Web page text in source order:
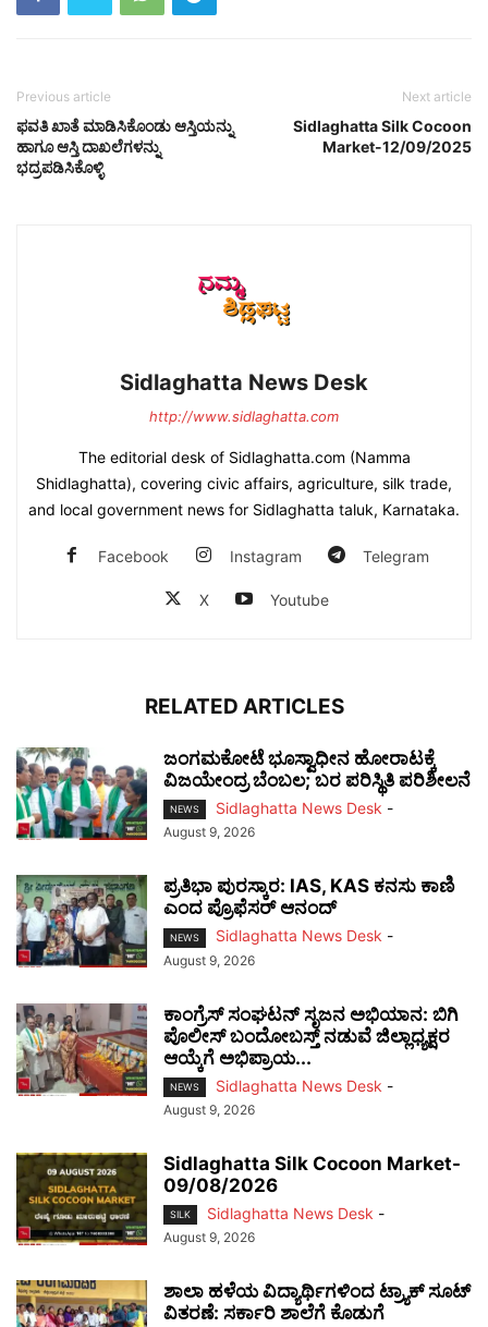
Previous article
ಫವತಿ ಖಾತೆ ಮಾಡಿಸಿಕೊಂಡು ಆಸ್ತಿಯನ್ನು
ಹಾಗೂ ಆಸ್ತಿ ದಾಖಲೆಗಳನ್ನು
ಭದ್ರಪಡಿಸಿಕೊಳ್ಳಿ
Next article
Sidlaghatta Silk Cocoon
Market-12/09/2025
Sidlaghatta News Desk
http://www.sidlaghatta.com
The editorial desk of Sidlaghatta.com (Namma
Shidlaghatta), covering civic affairs, agriculture, silk trade,
and local government news for Sidlaghatta taluk, Karnataka.
Facebook Instagram Telegram
X Youtube
RELATED ARTICLES
ಜಂಗಮಕೋಟೆ ಭೂಸ್ವಾಧೀನ ಹೋರಾಟಕ್ಕೆ
ವಿಜಯೇಂದ್ರ ಬೆಂಬಲ; ಬರ ಪರಿಸ್ಥಿತಿ ಪರಿಶೀಲನೆ
NEWS Sidlaghatta News Desk -
August 9, 2026
ಪ್ರತಿಭಾ ಪುರಸ್ಕಾರ: IAS, KAS ಕನಸು ಕಾಣಿ
ಎಂದ ಪ್ರೊಫೆಸರ್ ಆನಂದ್
NEWS Sidlaghatta News Desk -
August 9, 2026
ಕಾಂಗ್ರೆಸ್ ಸಂಘಟನ್ ಸೃಜನ ಅಭಿಯಾನ: ಬಿಗಿ
ಪೊಲೀಸ್ ಬಂದೋಬಸ್ತ್ ನಡುವೆ ಜಿಲ್ಲಾಧ್ಯಕ್ಷರ
ಆಯ್ಕೆಗೆ ಅಭಿಪ್ರಾಯ...
NEWS Sidlaghatta News Desk -
August 9, 2026
Sidlaghatta Silk Cocoon Market-
09/08/2026
SILK Sidlaghatta News Desk -
August 9, 2026
ಶಾಲಾ ಹಳೆಯ ವಿದ್ಯಾರ್ಥಿಗಳಿಂದ ಟ್ರ್ಯಾಕ್‌ ಸೂಟ್
ವಿತರಣೆ: ಸರ್ಕಾರಿ ಶಾಲೆಗೆ ಕೊಡುಗೆ